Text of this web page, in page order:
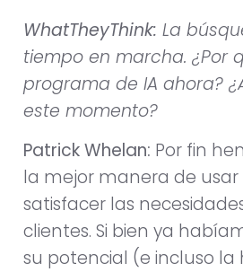
WhatTheyThink: La
tiempo en marcha. ¿Por
programa de IA ahora?
este momento?
Patrick Whelan: Por fin
la mejor manera de usar
satisfacer las
clientes. Si bien ya
su potencial (e incluso